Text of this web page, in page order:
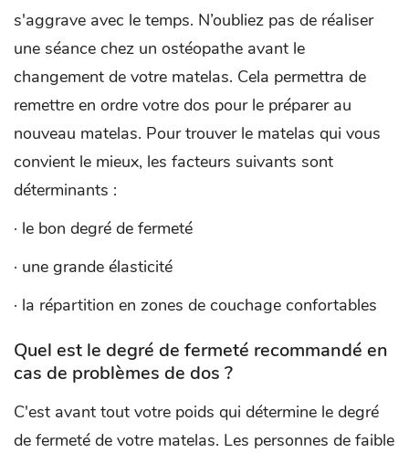
s'aggrave avec le temps. N’oubliez pas de réaliser
une séance chez un ostéopathe avant le
changement de votre matelas. Cela permettra de
remettre en ordre votre dos pour le préparer au
nouveau matelas. Pour trouver le matelas qui vous
convient le mieux, les facteurs suivants sont
déterminants :
· le bon degré de fermeté
· une grande élasticité
· la répartition en zones de couchage confortables
Quel est le degré de fermeté recommandé en
cas de problèmes de dos ?
C'est avant tout votre poids qui détermine le degré
de fermeté de votre matelas. Les personnes de faible